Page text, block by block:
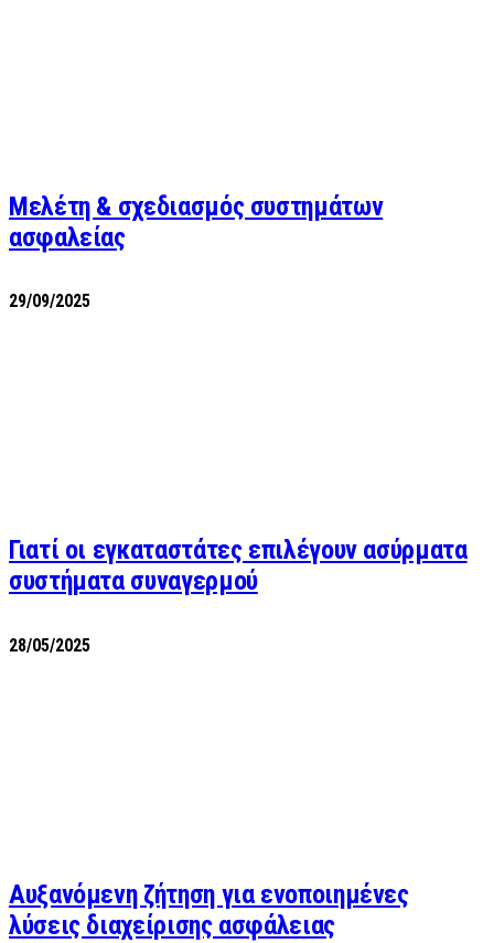
Μελέτη & σχεδιασμός συστημάτων
ασφαλείας
29/09/2025
Γιατί οι εγκαταστάτες επιλέγουν ασύρματα
συστήματα συναγερμού
28/05/2025
Αυξανόμενη ζήτηση για ενοποιημένες
λύσεις διαχείρισης ασφάλειας